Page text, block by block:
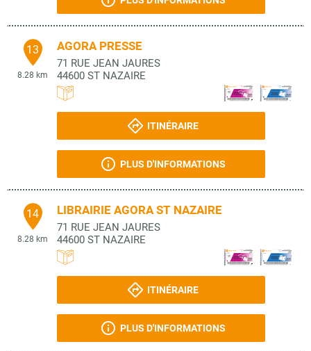
13
8.28 km
AGORA PRESSE
71 RUE JEAN JAURES
44600 ST NAZAIRE
ITINÉRAIRE
PLUS D'INFORMATIONS
14
8.28 km
LIBRAIRIE AGORA ST NAZAIRE
71 RUE JEAN JAURES
44600 ST NAZAIRE
ITINÉRAIRE
PLUS D'INFORMATIONS